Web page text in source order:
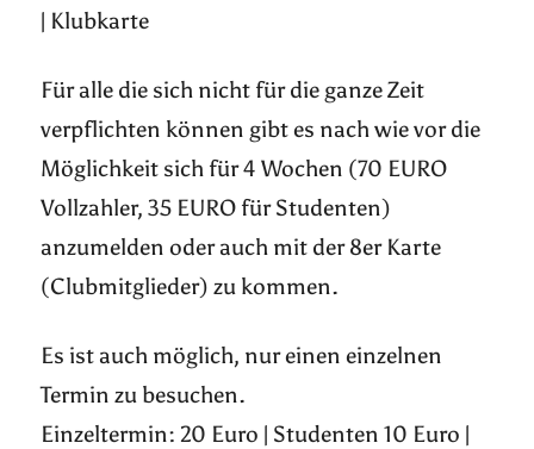
| Klubkarte
Für alle die sich nicht für die ganze Zeit
verpflichten können gibt es nach wie vor die
Möglichkeit sich für 4 Wochen (70 EURO
Vollzahler, 35 EURO für Studenten)
anzumelden oder auch mit der 8er Karte
(Clubmitglieder) zu kommen.
Es ist auch möglich, nur einen einzelnen
Termin zu besuchen.
Einzeltermin: 20 Euro | Studenten 10 Euro |